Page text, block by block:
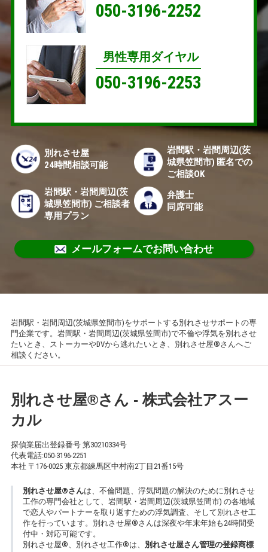
050-3196-2252
男性専用ダイヤル
050-3196-2253
別れさせ屋
24時間相談可能
岩間駅・岩間周辺(茨
城県笠間市) 匿名での
ご相談OK
岩間駅・岩間周辺(茨
城県笠間市) ご相談者
専用プラン
弁護士
同席可能
メールフォームでお問い合わせ
岩間駅・岩間周辺(茨城県笠間市)をサポートする別れさせサポートの専
門企業です。岩間駅・岩間周辺(茨城県笠間市)で不倫や浮気を別れさせ
たいとき、ストーカーやDVから逃れたいとき、別れさせ屋®さんへご
相談ください。
別れさせ屋®さん - 株式会社アスー
カル
探偵業届出登録番号 第30210334号
代表電話:050-3196-2251
本社 〒176-0025 東京都練馬区中村南2丁目21番15号
別れさせ屋®さんは、不倫問題、浮気問題の解決のために別れさせ
工作の専門会社として、岩間駅・岩間周辺(茨城県笠間市) の各地域
で恋人やパートナーを取り返すための浮気調査、そして別れさせ工
作を行っています。別れさせ屋®さんは深夜や年末年始も24時間受
付中・対応可能です。
別れさせ屋®、別れさせ工作®は、 別れさせ屋さん管理の登録商標